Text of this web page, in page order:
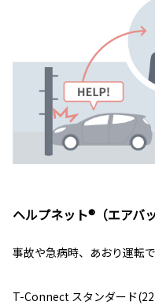
ヘルプネット®（エアバ
事故や急病時、あおり運転
T-Connect スタンダード